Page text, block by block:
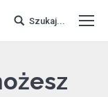
Szukaj...